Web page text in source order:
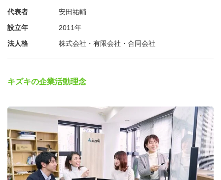
代表者
安田祐輔
設立年
2011年
法人格
株式会社・有限会社・合同会社
キズキの企業活動理念